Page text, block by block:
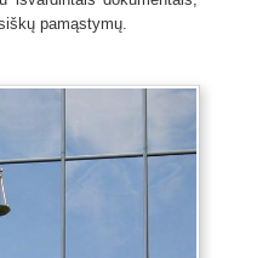
pamąstymų.